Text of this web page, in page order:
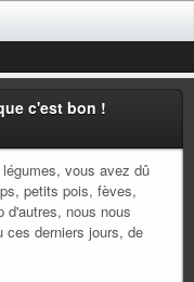
c'est bon !
vous avez dû
petits pois, fèves,
d'autres, nous nous
ces derniers jours, de